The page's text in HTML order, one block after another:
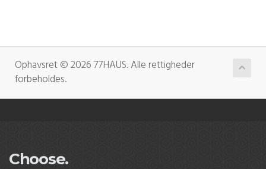
Ophavsret © 2026 77HAUS. Alle rettigheder
forbeholdes.
Choose.